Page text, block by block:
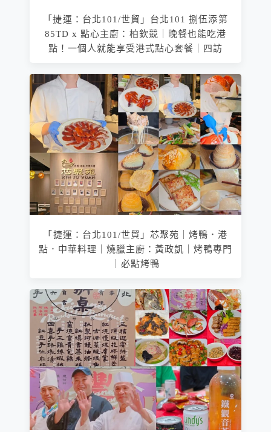
「捷運：台北101/世貿」台北101 捌伍添第
85TD x 點心主廚：柏欽競｜晚餐也能吃港
點！一個人就能享受港式點心套餐｜四訪
「捷運：台北101/世貿」芯聚苑｜烤鴨．港
點．中華料理｜燒臘主廚：黃政凱｜烤鴨專門
｜必點烤鴨